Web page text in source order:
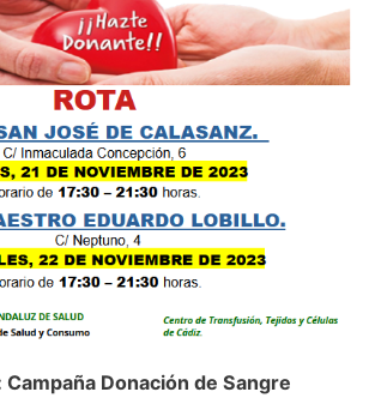
Donación de Sangre